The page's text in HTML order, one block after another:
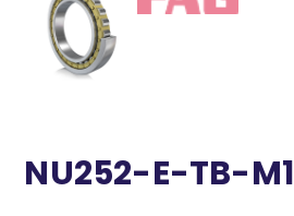
NU252-E-TB-M1